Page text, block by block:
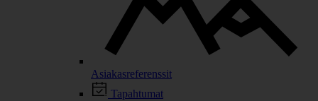
Asiakasreferenssit
Tapahtumat